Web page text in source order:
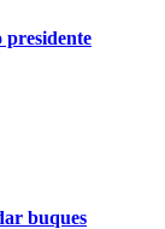
presidente
buques